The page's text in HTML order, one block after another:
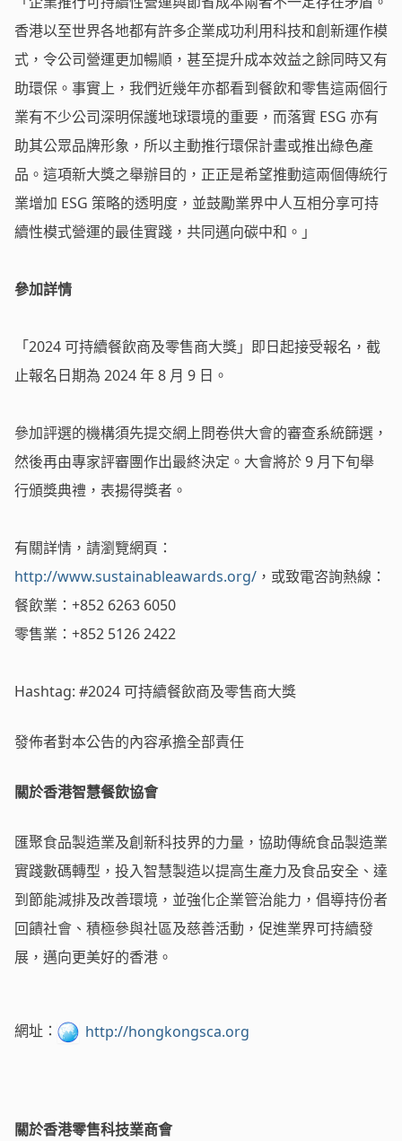
香港以至世界各地都有許多企業成功利用科技和創新運作模
式，令公司營運更加暢順，甚至提升成本效益之餘同時又有
助環保。事實上，我們近幾年亦都看到餐飲和零售這兩個行
業有不少公司深明保護地球環境的重要，而落實 ESG 亦有
助其公眾品牌形象，所以主動推行環保計畫或推出綠色產
品。這項新大獎之舉辦目的，正正是希望推動這兩個傳統行
業增加 ESG 策略的透明度，並鼓勵業界中人互相分享可持
續性模式營運的最佳實踐，共同邁向碳中和。」
參加詳情
「2024 可持續餐飲商及零售商大獎」即日起接受報名，截
止報名日期為 2024 年 8 月 9 日。
參加評選的機構須先提交網上問卷供大會的審查系統篩選，
然後再由專家評審團作出最終決定。大會將於 9 月下旬舉
行頒獎典禮，表揚得獎者。
有關詳情，請瀏覽網頁：
http://www.sustainableawards.org/ ，或致電咨詢熱線：
餐飲業：+852 6263 6050
零售業：+852 5126 2422
Hashtag: #2024 可持續餐飲商及零售商大獎
發佈者對本公告的內容承擔全部責任
關於香港智慧餐飲協會
匯聚食品製造業及創新科技界的力量，協助傳統食品製造業
實踐數碼轉型，投入智慧製造以提高生產力及食品安全、達
到節能減排及改善環境，並強化企業管治能力，倡導持份者
回饋社會、積極參與社區及慈善活動，促進業界可持續發
展，邁向更美好的香港。
網址： http://hongkongsca.org
關於香港零售科技業商會